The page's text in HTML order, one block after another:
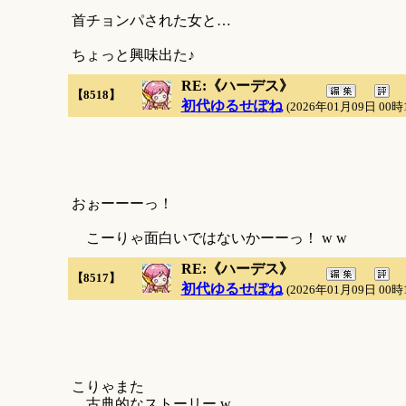
首チョンパされた女と…
ちょっと興味出た♪
【8518】
RE:《ハーデス》
初代ゆるせぽね (2026年01月09日 00時
おぉーーーっ！
こーりゃ面白いではないかーーっ！ w w
【8517】
RE:《ハーデス》
初代ゆるせぽね (2026年01月09日 00時
こりゃまた